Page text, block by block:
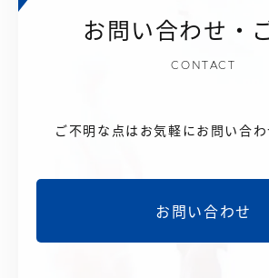
お問い合わせ・
CONTACT
ご不明な点はお気軽にお問い合わ
お問い合わせ